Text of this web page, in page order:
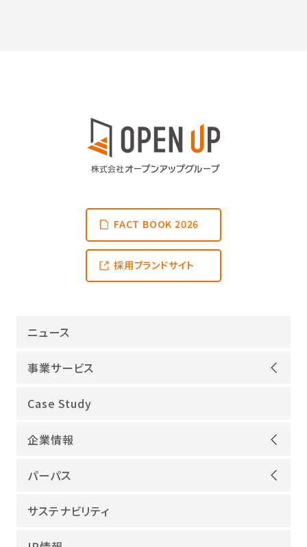
FACT BOOK 2026
採用ブランドサイト
ニュース
事業サービス
オープンアップグループが選ばれる理由
ITインフラ
IT開発
海外領域
Case Study
企業情報
ごあいさつ
沿革
役員紹介
パーパス
当社グループのパーパス
サステナビリティ